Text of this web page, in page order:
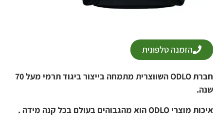
הזמנה טלפונית
חברת ODLO השווצרית מתמחה בייצור ביגוד תרמי מעל 70
שנה.
איכות מוצרי ODLO הוא מהגבוהים בעולם בכל קנה מידה .